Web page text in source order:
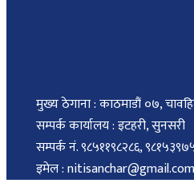
मुख्य ठेगाना : काठमाडौं ०७,
सम्पर्क कार्यालय : इटहरी, सुनसरी
सम्पर्क नं. ९८५११९८२८६,
इमेल : nitisanchar@gmail.com